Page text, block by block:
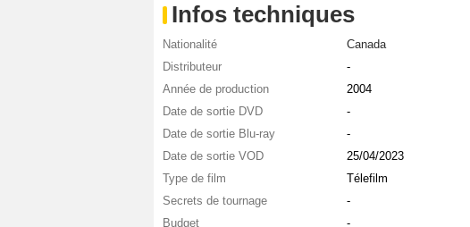
Infos techniques
Nationalité
Canada
Distributeur
-
Année de production
2004
Date de sortie DVD
-
Date de sortie Blu-ray
-
Date de sortie VOD
25/04/2023
Type de film
Télefilm
Secrets de tournage
-
Budget
-